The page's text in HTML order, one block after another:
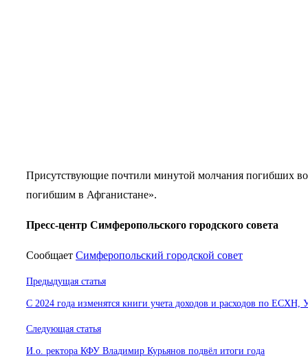
Присутствующие почтили минутой молчания погибших
погибшим в Афганистане».
Пресс-центр Симферопольского городского совета
Сообщает Симферопольский городской совет
Навигация
по
записям
Предыдущая статья
С 2024 года изменятся книги учета доходов и расходов по
Следующая статья
И.о. ректора КФУ Владимир Курьянов подвёл итоги года